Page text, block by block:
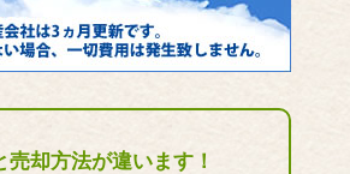
売却方法が違います！